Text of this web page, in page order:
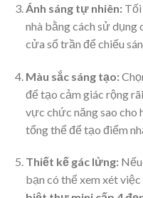
Ánh sáng tự nhiên: Tối
nhà bằng cách sử dụng
cửa sổ trần để chiếu
Màu sắc sáng tạo:
để tạo cảm giác rộng
vực chức năng sao cho
tổng thể để tạo điểm
Thiết kế gác lửng:
bạn có thể xem xét